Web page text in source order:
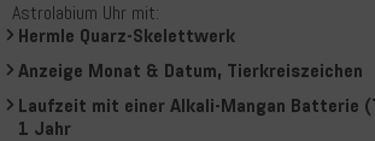
Astrolabium Uhr mit:
Hermle Quarz-Skelettwerk
Anzeige Monat & Datum, Tierkreiszeichen
Laufzeit mit einer Alkali-Mangan Batterie
1 Jahr